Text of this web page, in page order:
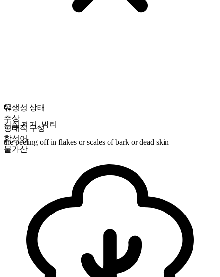
유생성 상태
추상
형태적 구성
합성어
불가산
02
각질 제거 ,박리
the peeling off in flakes or scales of bark or dead skin